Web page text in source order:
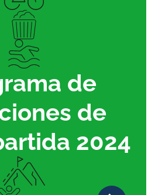
de
de
2024